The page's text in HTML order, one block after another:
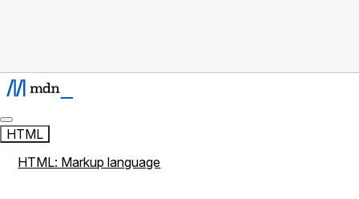
HTML
HTML: Markup language